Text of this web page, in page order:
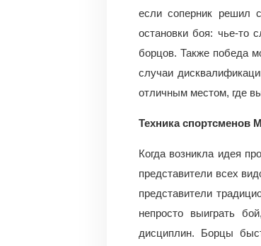
если соперник решил
остановки боя: чье-то
борцов. Также победа
случаи
отличным местом, где
Техника спортсменов
Когда возникла идея
представители всех
представители
непросто выиграть
дисциплин. Борцы